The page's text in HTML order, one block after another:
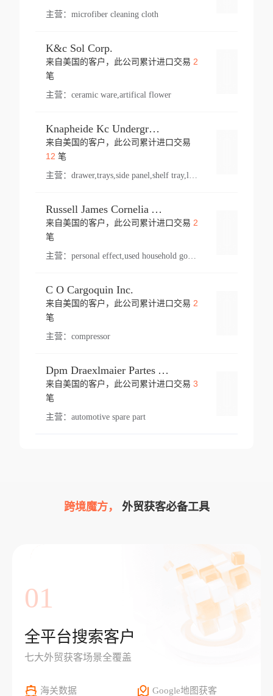
主营： microfiber cleaning cloth
K&c Sol Corp.
来自美国的客户，此公司累计进口交易 2
笔
主营： ceramic ware,artifical flower
Knapheide Kc Underground
来自美国的客户，此公司累计进口交易
12 笔
主营：
Russell James Cornelia Arlington Va
来自美国的客户，此公司累计进口交易 2
笔
主营： personal effect,used household goods
C O Cargoquin Inc.
来自美国的客户，此公司累计进口交易 2
笔
主营： compressor
Dpm Draexlmaier Partes Automotrices Corr Ind Huejotzingo
来自美国的客户，此公司累计进口交易 3
笔
主营： automotive spare part
跨境魔方， 外贸获客必备工具
01
全平台搜索客户
七大外贸获客场景全覆盖
海关数据 Google地图获客